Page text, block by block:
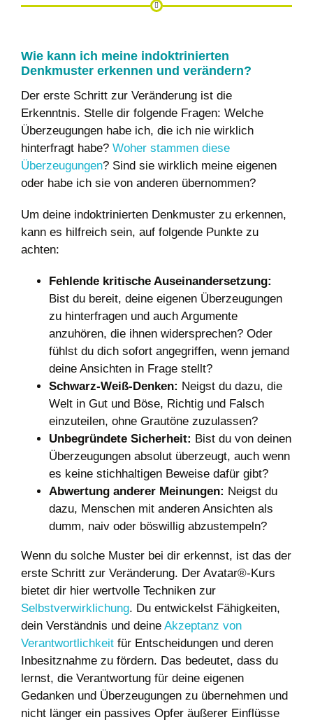
Wie kann ich meine indoktrinierten
Denkmuster erkennen und verändern?
Der erste Schritt zur Veränderung ist die
Erkenntnis. Stelle dir folgende Fragen: Welche
Überzeugungen habe ich, die ich nie wirklich
hinterfragt habe? Woher stammen diese
Überzeugungen? Sind sie wirklich meine eigenen
oder habe ich sie von anderen übernommen?
Um deine indoktrinierten Denkmuster zu erkennen,
kann es hilfreich sein, auf folgende Punkte zu
achten:
Fehlende kritische Auseinandersetzung:
Bist du bereit, deine eigenen Überzeugungen
zu hinterfragen und auch Argumente
anzuhören, die ihnen widersprechen? Oder
fühlst du dich sofort angegriffen, wenn jemand
deine Ansichten in Frage stellt?
Schwarz-Weiß-Denken: Neigst du dazu, die
Welt in Gut und Böse, Richtig und Falsch
einzuteilen, ohne Grautöne zuzulassen?
Unbegründete Sicherheit: Bist du von deinen
Überzeugungen absolut überzeugt, auch wenn
es keine stichhaltigen Beweise dafür gibt?
Abwertung anderer Meinungen: Neigst du
dazu, Menschen mit anderen Ansichten als
dumm, naiv oder böswillig abzustempeln?
Wenn du solche Muster bei dir erkennst, ist das der
erste Schritt zur Veränderung. Der Avatar®-Kurs
bietet dir hier wertvolle Techniken zur
Selbstverwirklichung. Du entwickelst Fähigkeiten,
dein Verständnis und deine Akzeptanz von
Verantwortlichkeitfür Entscheidungen und deren
Inbesitznahme zu fördern. Das bedeutet, dass du
lernst, die Verantwortung für deine eigenen
Gedanken und Überzeugungen zu übernehmen und
nicht länger ein passives Opfer äußerer Einflüsse